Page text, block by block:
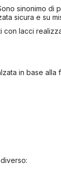
sinonimo
sicura e su
lacci
in base